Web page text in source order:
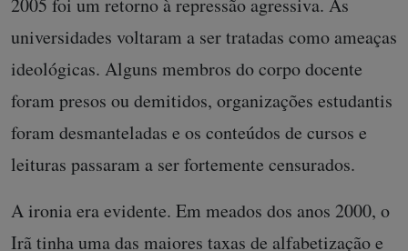
2005 foi um retorno à repressão agressiva. As
universidades voltaram a ser tratadas como ameaças
ideológicas. Alguns membros do corpo docente
foram presos ou demitidos, organizações estudantis
foram desmanteladas e os conteúdos de cursos e
leituras passaram a ser fortemente censurados.
A ironia era evidente. Em meados dos anos 2000, o
Irã tinha uma das maiores taxas de alfabetização e